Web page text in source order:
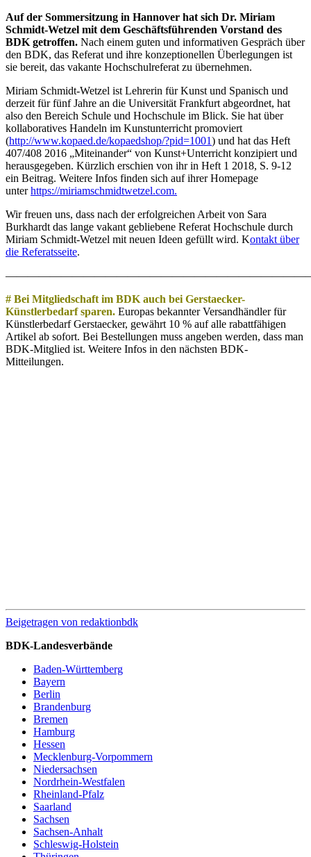
Auf der Sommersitzung in Hannover hat sich Dr. Miriam
Schmidt-Wetzel mit dem Geschäftsführenden Vorstand des
BDK getroffen. Nach einem guten und informativen Gespräch über
den BDK, das Referat und ihre konzeptionellen Überlegungen ist
sie bereit, das vakante Hochschulreferat zu übernehmen.
Miriam Schmidt-Wetzel ist Lehrerin für Kunst und Spanisch und
derzeit für fünf Jahre an die Universität Frankfurt abgeordnet, hat
also den Bereich Schule und Hochschule im Blick. Sie hat über
kollaboratives Handeln im Kunstunterricht promoviert
(http://www.kopaed.de/kopaedshop/?pid=1001) und hat das Heft
407/408 2016 „Miteinander“ von Kunst+Unterricht konzipiert und
herausgegeben. Kürzlich erschien von ihr in Heft 1 2018, S. 9-12
ein Beitrag. Weitere Infos finden sich auf ihrer Homepage
unterhttps://miriamschmidtwetzel.com.
Wir freuen uns, dass nach der erfolgreichen Arbeit von Sara
Burkhardt das lange vakant gebliebene Referat Hochschule durch
Miriam Schmidt-Wetzel mit neuen Ideen gefüllt wird. Kontakt über
die Referatsseite.
# Bei Mitgliedschaft im BDK auch bei Gerstaecker-
Künstlerbedarf sparen. Europas bekannter Versandhändler für
Künstlerbedarf Gerstaecker, gewährt 10 % auf alle rabattfähigen
Artikel ab sofort. Bei Bestellungen muss angeben werden, dass man
BDK-Mitglied ist. Weitere Infos in den nächsten BDK-
Mitteilungen.
Beigetragen von redaktionbdk
BDK-Landesverbände
Baden-Württemberg
Bayern
Berlin
Brandenburg
Bremen
Hamburg
Hessen
Mecklenburg-Vorpommern
Niedersachsen
Nordrhein-Westfalen
Rheinland-Pfalz
Saarland
Sachsen
Sachsen-Anhalt
Schleswig-Holstein